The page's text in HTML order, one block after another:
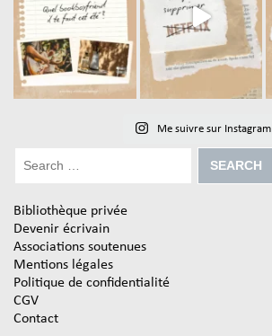
Me suivre sur Instagram
Bibliothèque privée
Devenir écrivain
Associations soutenues
Mentions légales
Politique de confidentialité
CGV
Contact